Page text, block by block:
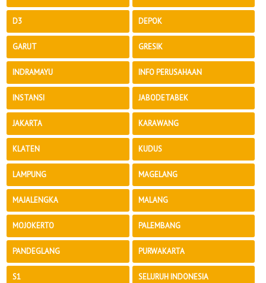
D3 DEPOK
GARUT GRESIK
INDRAMAYU INFO PERUSAHAAN
INSTANSI JABODETABEK
JAKARTA KARAWANG
KLATEN KUDUS
LAMPUNG MAGELANG
MAJALENGKA MALANG
MOJOKERTO PALEMBANG
PANDEGLANG PURWAKARTA
S1 SELURUH INDONESIA